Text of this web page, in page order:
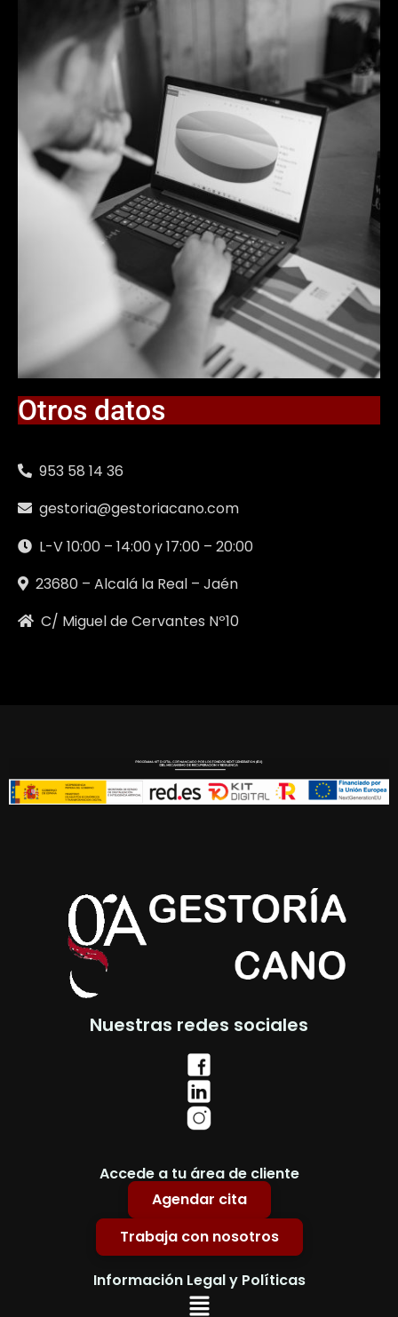
Otros datos
953 58 14 36
gestoria@gestoriacano.com
L-V 10:00 – 14:00 y 17:00 – 20:00
23680 – Alcalá la Real – Jaén
C/ Miguel de Cervantes Nº10
Nuestras redes sociales
Accede a tu área de cliente
Agendar cita
Trabaja con nosotros
Información Legal y Políticas